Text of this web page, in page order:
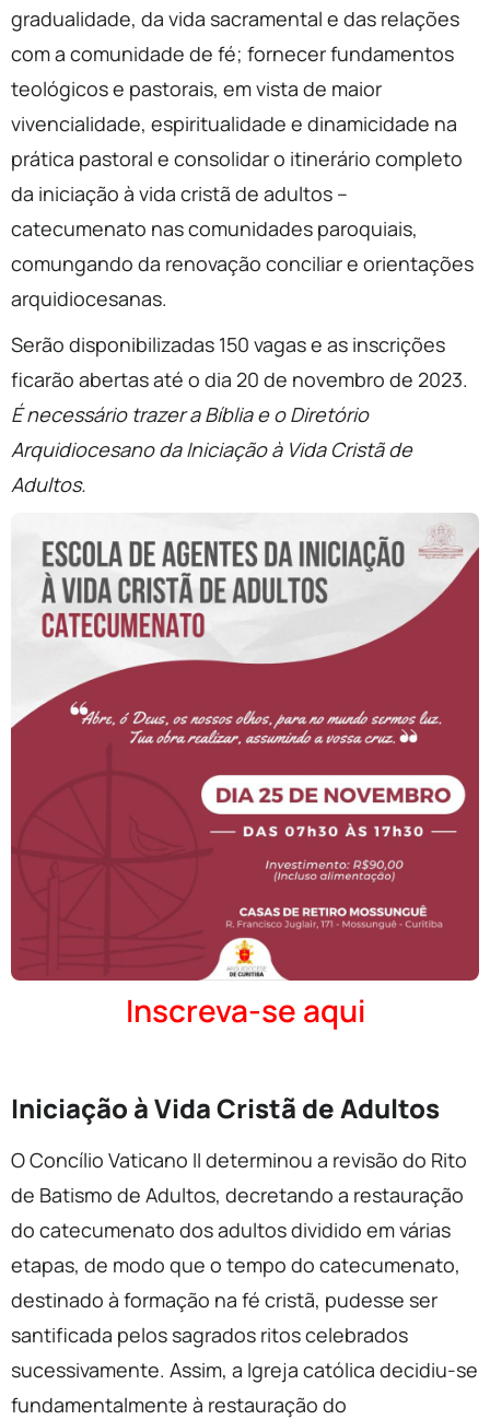
gradualidade, da vida sacramental e das relações
com a comunidade de fé; fornecer fundamentos
teológicos e pastorais, em vista de maior
vivencialidade, espiritualidade e dinamicidade na
prática pastoral e consolidar o itinerário completo
da iniciação à vida cristã de adultos –
catecumenato nas comunidades paroquiais,
comungando da renovação conciliar e orientações
arquidiocesanas.
Serão disponibilizadas 150 vagas e as inscrições
ficarão abertas até o dia 20 de novembro de 2023.
É necessário trazer a Bíblia e oDiretório
Arquidiocesano da Iniciação à Vida Cristã de
Adultos.
Inscreva-se aqui
Iniciação à Vida Cristã de Adultos
O Concílio Vaticano II determinou a revisão do Rito
de Batismo de Adultos, decretando a restauração
do catecumenato dos adultos dividido em várias
etapas, de modo que o tempo do catecumenato,
destinado à formação na fé cristã, pudesse ser
santificada pelos sagrados ritos celebrados
sucessivamente. Assim, a Igreja católica decidiu-se
fundamentalmente à restauração do